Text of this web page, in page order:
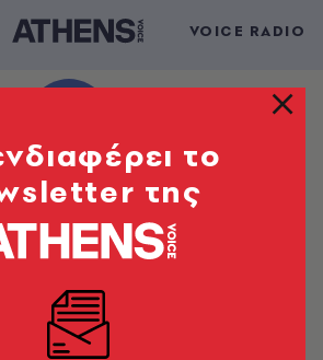
VOICE RADIO
το
της